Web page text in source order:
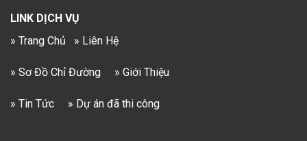
LINK DỊCH VỤ
» Trang Chủ
» Liên Hệ
» Sơ Đồ Chỉ Đường » Giới Thiệu
» Tin Tức » Dự án đã thi công